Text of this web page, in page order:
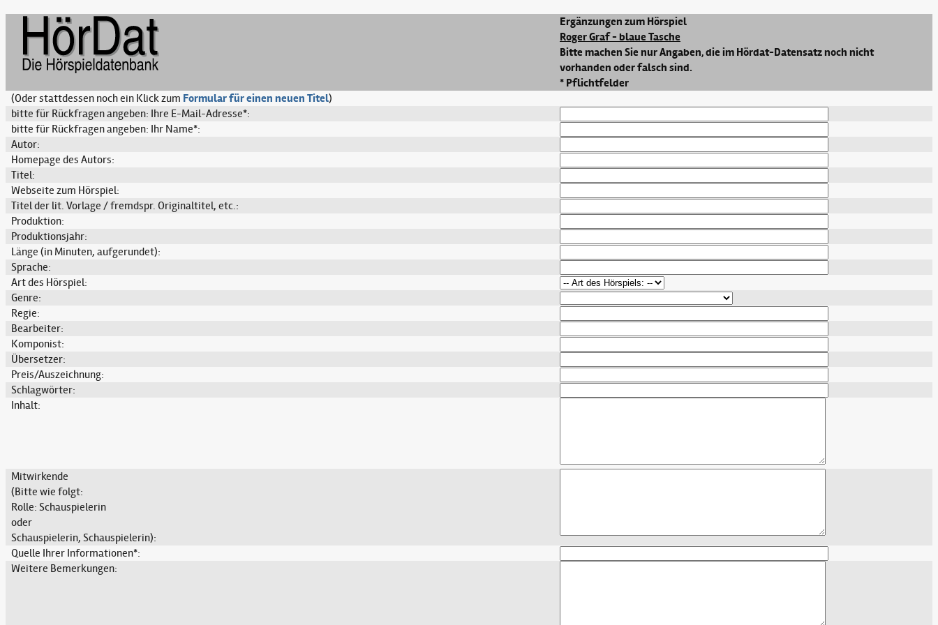
Ergänzungen zum Hörspiel
Roger Graf - blaue Tasche
Bitte machen Sie nur Angaben, die im Hördat-Datensatz noch nicht
vorhanden oder falsch sind.
* Pflichtfelder
(Oder stattdessen noch ein Klick zum Formular für einen neuen Titel)
bitte für Rückfragen angeben: Ihre E-Mail-Adresse*:
bitte für Rückfragen angeben: Ihr Name*:
Autor:
Homepage des Autors:
Titel:
Webseite zum Hörspiel:
Titel der lit. Vorlage / fremdspr. Originaltitel, etc.:
Produktion:
Produktionsjahr:
Länge (in Minuten, aufgerundet):
Sprache:
Art des Hörspiel:
Genre:
Regie:
Bearbeiter:
Komponist:
Übersetzer:
Preis/Auszeichnung:
Schlagwörter:
Inhalt:
Mitwirkende
(Bitte wie folgt:
Rolle: Schauspielerin
oder
Schauspielerin, Schauspielerin):
Quelle Ihrer Informationen*:
Weitere Bemerkungen: